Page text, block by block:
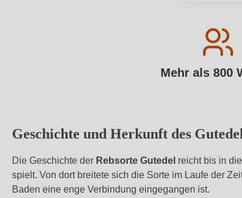
Mehr als 800
Geschichte und Herkunft des Gutedel
Die Geschichte der Rebsorte Gutedel reicht bis in
spielt. Von dort breitete sich die Sorte im Laufe der
Baden eine enge Verbindung eingegangen ist.